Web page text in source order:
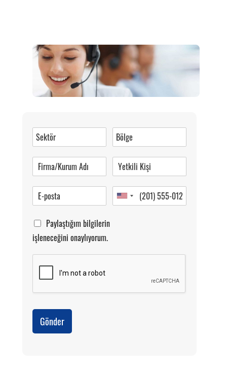
0 (216) 462 49 34
Pazartesi-Cumartesi 09.00-20.00
Paylaştığım bilgilerin
işleneceğini onaylıyorum.
Gönder